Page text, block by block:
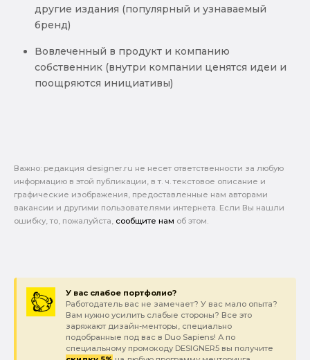
другие издания (популярный и узнаваемый
бренд)
Вовлеченный в продукт и компанию
собственник (внутри компании ценятся идеи и
поощряются инициативы)
Важно: pедакция designer.ru не несет ответственности за любую
информацию в этой публикации, в т. ч. текстовое описание и
графические изображения, предоставленные нам авторами
вакансии и другими пользователями интернета. Если Вы нашли
ошибку, то, пожалуйста, сообщите нам об этом.
У вас слабое портфолио?
Работодатель вас не замечает? У вас мало опыта?
Вам нужно усилить слабые стороны? Все это
заряжают дизайн-менторы, специально
подобранные под вас в Duo Sapiens! А по
специальному промокоду DESIGNER5 вы получите